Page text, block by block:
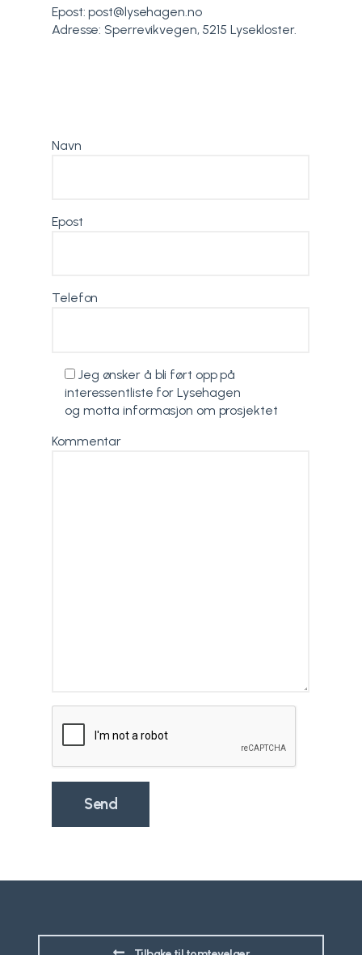
Epost: post@lysehagen.no
Adresse: Sperrevikvegen, 5215 Lysekloster.
Navn
Epost
Telefon
Jeg ønsker å bli ført opp på
interessentliste for Lysehagen
og motta informasjon om prosjektet
Kommentar